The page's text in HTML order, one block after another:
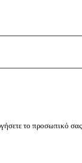
το προσωπικό